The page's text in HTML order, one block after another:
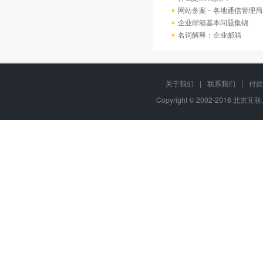
网站备案－各地通信管理
企业邮箱基本问题集锦
名词解释：企业邮箱
关于我们 | 联系我们 |
付
Copyright © 2002-2016 北京互